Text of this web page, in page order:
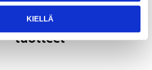
KIELLÄ
tuotteeseen liittyvät
tuotteet